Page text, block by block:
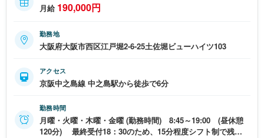
月給 190,000円
勤務地
大阪府大阪市西区江戸堀2-6-25土佐堀ビューハイツ103
勤務時間
月曜・火曜・木曜・金曜 (勤務時間) 8:45～19:00 (昼休憩
120分) 最終受付18：30のため、15分程度シフト制で残業
アクセス
京阪中之島線 中之島駅から徒歩で6分